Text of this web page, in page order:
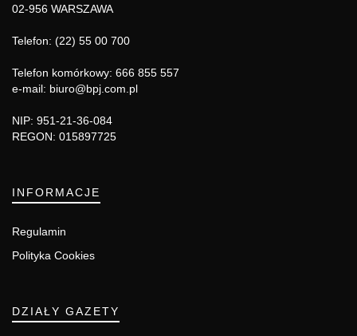
02-956 WARSZAWA
Telefon: (22) 55 00 700
Telefon komórkowy: 666 855 557
e-mail: biuro@bpj.com.pl
NIP: 951-21-36-084
REGON: 015897725
INFORMACJE
Regulamin
Polityka Cookies
DZIAŁY GAZETY